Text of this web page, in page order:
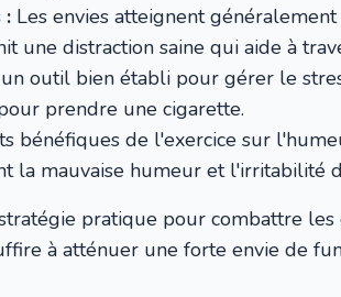
: Les envies atteignent
une distraction saine qui aide à
outil bien établi pour gérer le
prendre une cigarette.
bénéfiques de l'exercice sur
la mauvaise humeur et l'irritabilité
pratique pour combattre les
à atténuer une forte envie de